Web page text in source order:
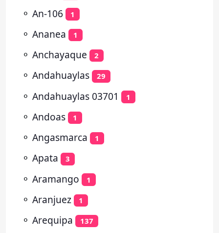
⚬ An-106 1
⚬ Ananea 1
⚬ Anchayaque 2
⚬ Andahuaylas 29
⚬ Andahuaylas 03701 1
⚬ Andoas 1
⚬ Angasmarca 1
⚬ Apata 3
⚬ Aramango 1
⚬ Aranjuez 1
⚬ Arequipa 137